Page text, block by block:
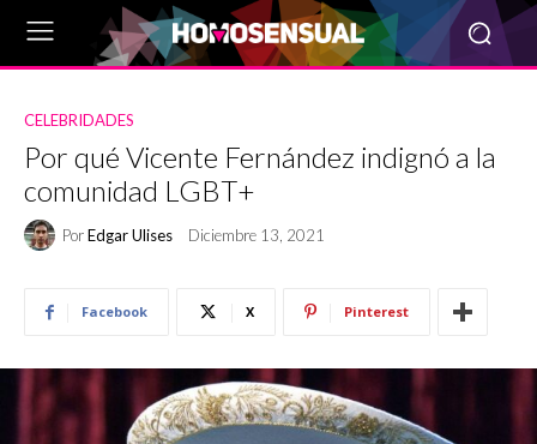
CELEBRIDADES
Por qué Vicente Fernández indignó a la
comunidad LGBT+
PorEdgar Ulises Diciembre 13, 2021
Facebook X Pinterest